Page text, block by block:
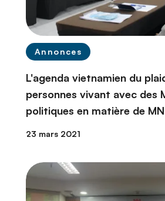
Annonces
L'agenda vietnamien du
personnes vivant avec des
politiques en matière de
23 mars 2021